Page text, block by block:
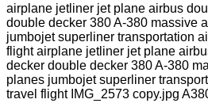
airplane jetliner jet plane airbus
double decker 380 A-380 massive
jumbojet superliner transportation
flight airplane jetliner jet plane
decker double decker 380 A-380
planes jumbojet superliner
travel flight IMG_2573 copy.jpg